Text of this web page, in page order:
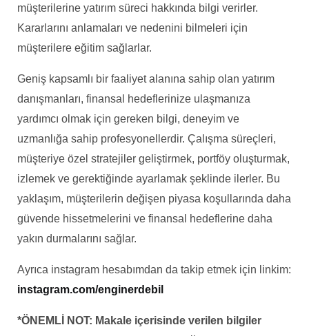
müşterilerine yatırım süreci hakkında bilgi verirler.
Kararlarını anlamaları ve nedenini bilmeleri için
müşterilere eğitim sağlarlar.
Geniş kapsamlı bir faaliyet alanına sahip olan yatırım
danışmanları, finansal hedeflerinize ulaşmanıza
yardımcı olmak için gereken bilgi, deneyim ve
uzmanlığa sahip profesyonellerdir. Çalışma süreçleri,
müşteriye özel stratejiler geliştirmek, portföy oluşturmak,
izlemek ve gerektiğinde ayarlamak şeklinde ilerler. Bu
yaklaşım, müşterilerin değişen piyasa koşullarında daha
güvende hissetmelerini ve finansal hedeflerine daha
yakın durmalarını sağlar.
Ayrıca instagram hesabımdan da takip etmek için linkim:
instagram.com/enginerdebil
*ÖNEMLİ NOT: Makale içerisinde verilen bilgiler